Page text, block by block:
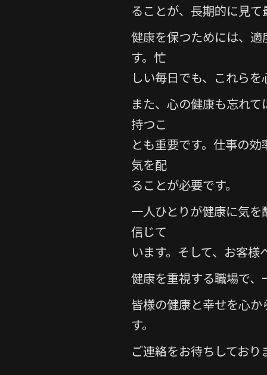
ることが、長期的に見
健康を保つためには、
す。忙
しい毎日でも、これら
また、心の健康も忘れ
持つこ
とも重要です。仕事の
気を配
ることが必要です。
一人ひとりが健康に気
信じて
います。そして、お客
健康を重視する職場で
皆様の健康と幸せを心
す。
ご連絡をお待ちしており